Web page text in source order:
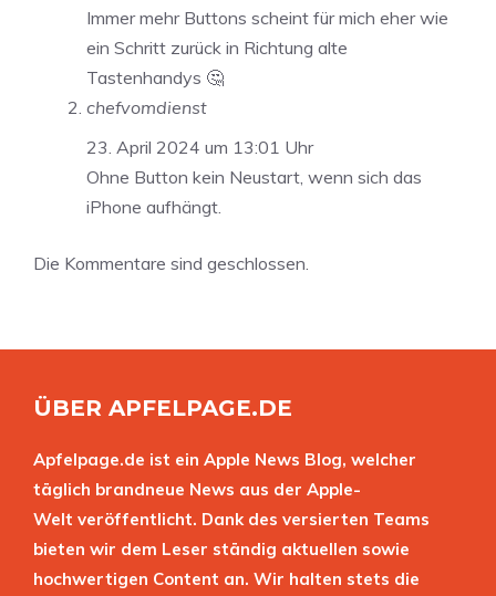
Immer mehr Buttons scheint für mich eher wie
ein Schritt zurück in Richtung alte
Tastenhandys 🤔
chefvomdienst
23. April 2024 um 13:01 Uhr
Ohne Button kein Neustart, wenn sich das
iPhone aufhängt.
Die Kommentare sind geschlossen.
ÜBER APFELPAGE.DE
Apfelpage.de ist ein Apple News Blog, welcher
täglich brandneue News aus der Apple-
Welt veröffentlicht. Dank des versierten Teams
bieten wir dem Leser ständig aktuellen sowie
hochwertigen Content an. Wir halten stets die